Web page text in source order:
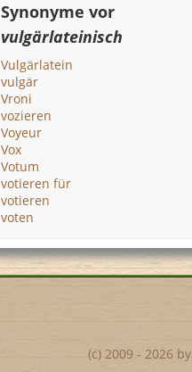
Synonyme vor
vulgärlateinisch
Vulgärlatein
vulgär
Vroni
vozieren
Voyeur
Vox
Votum
votieren für
votieren
voten
(c) 2009 - 2026 by